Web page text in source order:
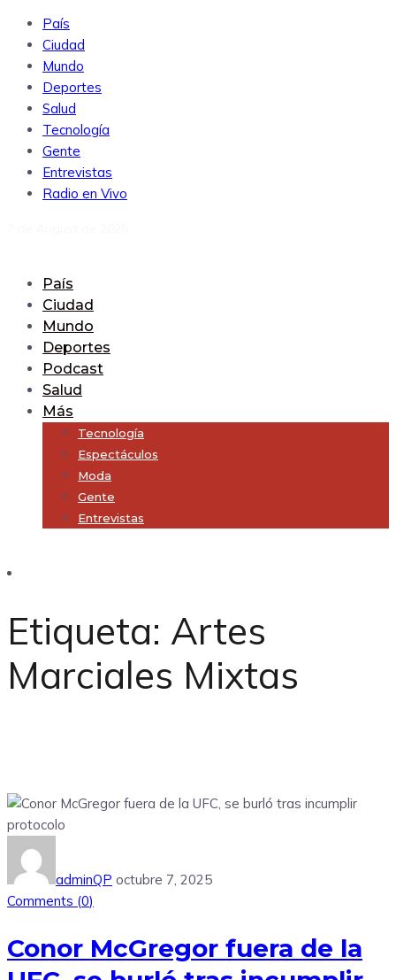
País
Ciudad
Mundo
Deportes
Salud
Tecnología
Gente
Entrevistas
Radio en Vivo
País
Ciudad
Mundo
Deportes
Podcast
Salud
Más
Tecnología
Espectáculos
Moda
Gente
Entrevistas
Etiqueta: Artes
Marciales Mixtas
adminQP octubre 7, 2025
Comments (0)
Conor McGregor fuera de la